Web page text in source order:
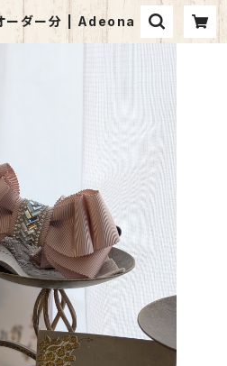
ーダー分 | Adeona